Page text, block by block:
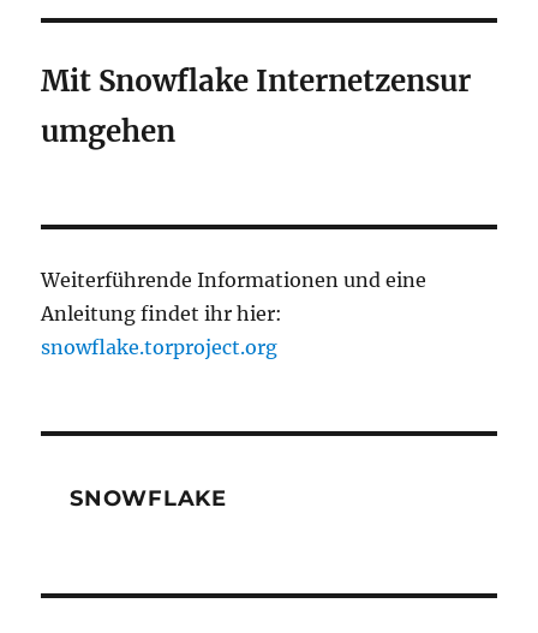
Mit Snowflake Internetzensur
umgehen
Weiterführende Informationen und eine
Anleitung findet ihr hier:
snowflake.torproject.org
SNOWFLAKE